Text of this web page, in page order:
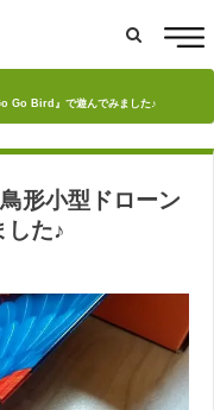
Go Bird』で遊んでみました♪
形小型ドローン
した♪